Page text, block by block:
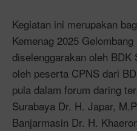
Kegiatan ini merupakan
Kemenag 2025
diselenggarakan oleh
oleh peserta CPNS dari
pula dalam forum daring
Surabaya Dr. H. Japar,
Banjarmasin Dr. H.